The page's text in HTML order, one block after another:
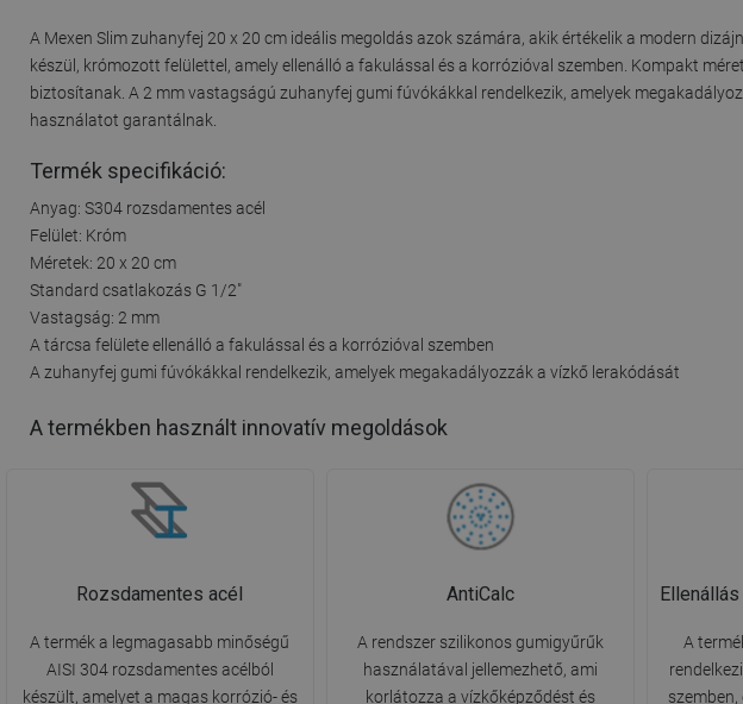
A Mexen Slim zuhanyfej 20 x 20 cm ideális megoldás azok számára, akik értékelik a modern
készül, krómozott felülettel, amely ellenálló a fakulással és a korrózióval szemben. Kompakt
biztosítanak. A 2 mm vastagságú zuhanyfej gumi fúvókákkal rendelkezik, amelyek
használatot garantálnak.
Termék specifikáció:
Anyag: S304 rozsdamentes acél
Felület: Króm
Méretek: 20 x 20 cm
Standard csatlakozás G 1/2"
Vastagság: 2 mm
A tárcsa felülete ellenálló a fakulással és a korrózióval szemben
A zuhanyfej gumi fúvókákkal rendelkezik, amelyek megakadályozzák a vízkő lerakódását
A termékben használt innovatív megoldások
Rozsdamentes acél
A termék a legmagasabb minőségű
AISI 304 rozsdamentes acélból
készült, amelyet a magas korrózió- és
AntiCalc
A rendszer szilikonos gumigyűrűk
használatával jellemezhető, ami
korlátozza a vízkőképződést és
A